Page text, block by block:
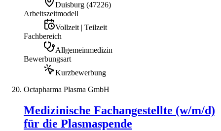
Duisburg (47226)
Arbeitszeitmodell
Vollzeit | Teilzeit
Fachbereich
Allgemeinmedizin
Bewerbungsart
Kurzbewerbung
Octapharma Plasma GmbH
Medizinische Fachangestellte (w/m/d)
für die Plasmaspende